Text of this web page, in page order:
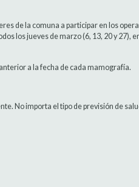
de la comuna a participar en los
los jueves de marzo (6, 13, 20 y 27),
a la fecha de cada mamografía.
No importa el tipo de previsión de